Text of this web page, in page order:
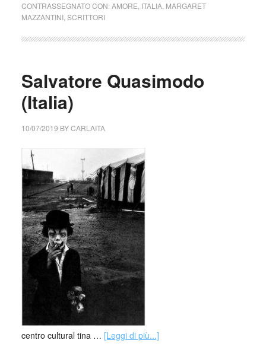
CONTRASSEGNATO CON:AMORE ITALIA, MARGARET
MAZZANTINI, SCRITTORI
Salvatore Quasimodo
(Italia)
10/07/2019 BYCARLAITA
centro cultural tina … [Leggi di più...]